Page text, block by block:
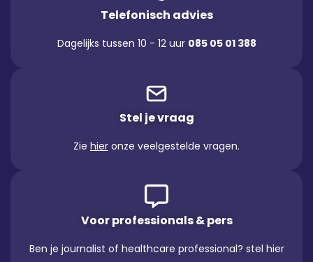
Telefonisch advies
Dagelijks tussen 10 - 12 uur 085 05 01 388
Stel je vraag
Zie hier onze veelgestelde vragen.
Voor professionals & pers
Ben je journalist of healthcare professional? stel hier